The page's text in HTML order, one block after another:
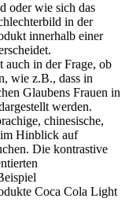
oder wie sich das
in der
innerhalb einer
auch in der Frage, ob
wie z.B., dass in
Glaubens Frauen in
werden.
chinesische,
im Hinblick auf
Die kontrastive
Coca Cola Light